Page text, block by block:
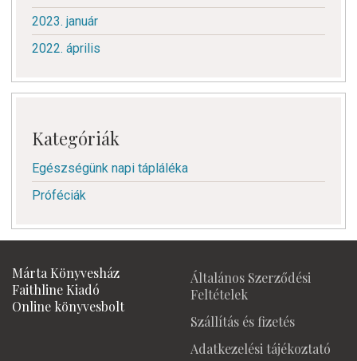
2023. január
2022. április
Kategóriák
Egészségünk napi tápláléka
Próféciák
Márta Könyvesház
Faithline Kiadó
Online könyvesbolt
Általános Szerződési
Feltételek
Szállítás és fizetés
Adatkezelési tájékoztató